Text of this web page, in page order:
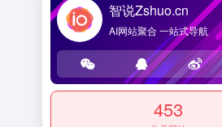
智说Zshuo.cn
AI网站聚合 一站式导航
453